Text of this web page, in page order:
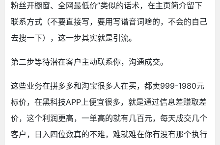
粉丝开橱窗、全网最低价”类似的话术，在主页简介留下
联系方式（不要直接写，要用写谐音词啥的，不会的自己
去搜一下），这一步其实就是引流。
第二步等待潜在客户主动联系你，沟通成交。
这些业务在拼多多和淘宝很多人在买，都卖999-1980元
标价，在黑科技APP上便宜很多，就是通过信息差赚取差
价，这个利润更高，一单高的就有几百元，每天成交几个
客户，日入四位数真的不难，难就难在你有没有那个执行